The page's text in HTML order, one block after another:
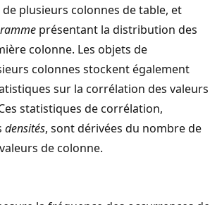
plusieurs colonnes de table, et
présentant la distribution des
colonne. Les objets de
colonnes stockent également
sur la corrélation des valeurs
statistiques de corrélation,
densités, sont dérivées du nombre de
de colonne.